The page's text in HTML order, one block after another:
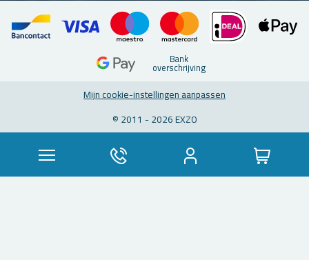
Bank
over­schrij­ving
Mijn coo­kie-in­stel­lin­gen aan­pas­sen
© 2011 - 2026 EXZO